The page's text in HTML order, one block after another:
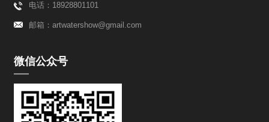
电话：18928801101
邮箱：artwatershow@gmail.com
微信公众号